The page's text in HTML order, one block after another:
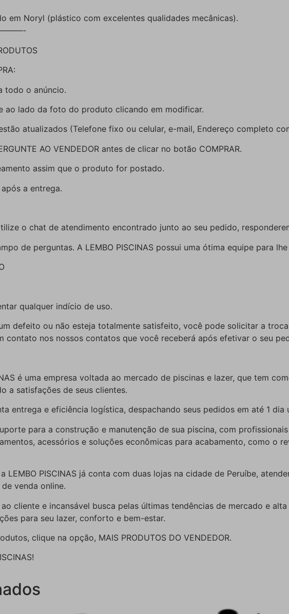
em Noryl (plástico com excelentes qualidades mecânicas).
todo o anúncio.
ao lado da foto do produto clicando em modificar.
atualizados (Telefone fixo ou celular, e-mail, Endereço completo
AO VENDEDOR antes de clicar no botão COMPRAR.
assim que o produto for postado.
a entrega.
o chat de atendimento encontrado junto ao seu pedido,
de perguntas. A LEMBO PISCINAS possui uma ótima equipe para
qualquer indício de uso.
defeito ou não esteja totalmente satisfeito, você pode solicitar a
contato nos nossos contatos que você receberá após efetivar o seu
é uma empresa voltada ao mercado de piscinas e lazer, que tem
a satisfações de seus clientes.
entrega e eficiência logística, despachando seus pedidos em até 1
para a construção e manutenção de sua piscina, com
acessórios e soluções econômicas para acabamento, como o
LEMBO PISCINAS já conta com duas lojas na cidade de Peruíbe,
venda online.
cliente e incansável busca pelas últimas tendências de mercado e alta
para seu lazer, conforto e bem-estar.
clique na opção, MAIS PRODUTOS DO VENDEDOR.